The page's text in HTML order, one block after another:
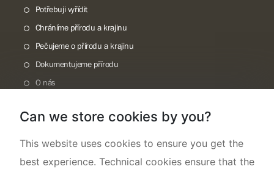
Potřebuji vyřídit
Chráníme přírodu a krajinu
Pečujeme o přírodu a krajinu
Dokumentujeme přírodu
O nás
Can we store cookies by you?
This website uses cookies to ensure you get the
best experience. Technical cookies ensure that the